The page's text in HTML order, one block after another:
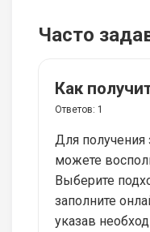
Часто
Как
Ответов: 1
Для получения
можете
Выберите
заполните
указав